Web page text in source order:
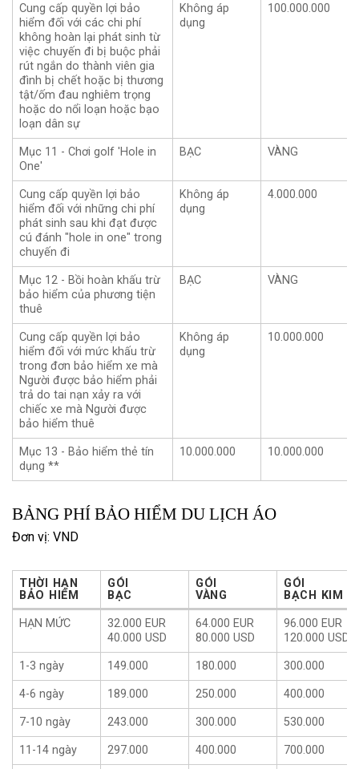
Cung cấp quyền lợi bảo
hiểm đối với các chi phí
không hoàn lại phát sinh từ
việc chuyến đi bị buộc phải
rút ngắn do thành viên gia
đình bị chết hoặc bị thương
tật/ốm đau nghiêm trọng
hoặc do nổi loạn hoặc bạo
loạn dân sự
Không áp
dụng
100.000.000
Mục 11 - Chơi golf 'Hole in
One'
BẠC VÀNG
Cung cấp quyền lợi bảo
hiểm đối với những chi phí
phát sinh sau khi đạt được
cú đánh "hole in one" trong
chuyến đi
Không áp
dụng
4.000.000
Mục 12 - Bồi hoàn khấu trừ
bảo hiểm của phương tiện
thuê
BẠC VÀNG
Cung cấp quyền lợi bảo
hiểm đối với mức khấu trừ
trong đơn bảo hiểm xe mà
Người được bảo hiểm phải
trả do tai nạn xảy ra với
chiếc xe mà Người được
bảo hiểm thuê
Không áp
dụng
10.000.000
Mục 13 - Bảo hiểm thẻ tín
dụng **
10.000.000 10.000.000
BẢNG PHÍ BẢO HIỂM DU LỊCH ÁO
Đơn vị: VND
THỜI HẠN
BẢO HIỂM
GÓI
BẠC
GÓI
VÀNG
GÓI
BẠCH KIM
THỜI HẠN
BẢO HIỂM
GÓI
BẠC
GÓI
VÀNG
GÓI
BẠCH KIM
HẠN MỨC
32.000 EUR
40.000 USD
64.000 EUR
80.000 USD
96.000 EUR
120.000 USD
1-3 ngày 149.000 180.000 300.000
4-6 ngày 189.000 250.000 400.000
7-10 ngày 243.000 300.000 530.000
11-14 ngày 297.000 400.000 700.000